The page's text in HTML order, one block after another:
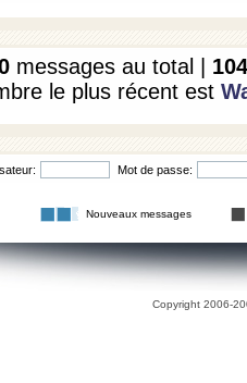
messages au total | 104
le plus récent est
Mot de passe:
Nouveaux messages
Copyright 2006-